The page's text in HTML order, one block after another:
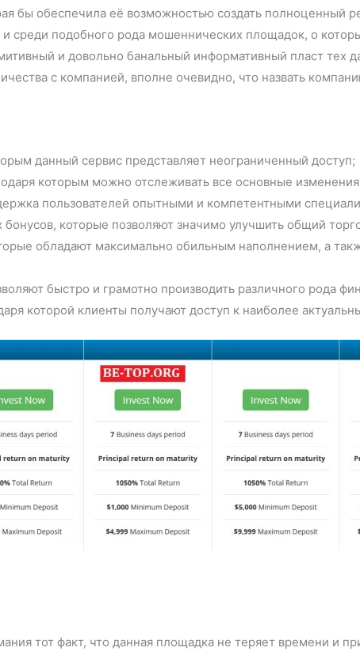
бы обеспечила её возможностью создать полноценный
среди подобного рода мошеннических площадок, о
и довольно банальный информативный пласт тех
с компанией, вполне очевидно, что назвать
данный сервис представляет неограниченный доступ;
которым можно отслеживать все основные
пользователей опытными и компетентными
которые позволяют значимо улучшить общий
обладают максимально обильным наполнением, а
быстро и грамотно производить различного рода
которой клиенты получают доступ к наиболее
тот факт, что данная площадка не теряет времени и